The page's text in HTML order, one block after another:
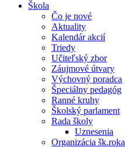
Škola
Čo je nové
Aktuality
Kalendár akcií
Triedy
Učiteľský zbor
Záujmové útvary
Výchovný poradca
Špeciálny pedagóg
Ranné kruhy
Školský parlament
Rada školy
Uznesenia
Organizácia šk.roka